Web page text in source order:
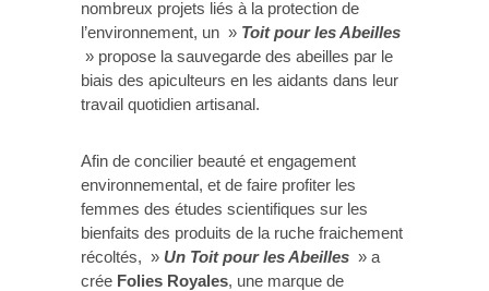
nombreux projets liés à la protection de
l’environnement, un » Toit pour les Abeilles
» propose la sauvegarde des abeilles par le
biais des apiculteurs en les aidants dans leur
travail quotidien artisanal.
Afin de concilier beauté et engagement
environnemental, et de faire profiter les
femmes des études scientifiques sur les
bienfaits des produits de la ruche fraichement
récoltés, » Un Toit pour les Abeilles » a
crée Folies Royales, une marque de